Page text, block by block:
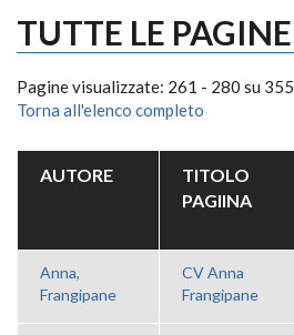
TUTTE LE PAGINE
Pagine visualizzate: 261 - 280 su 355
Torna all'elenco completo
AUTORE
TITOLO
PAGIINA
Anna,
Frangipane
CV Anna
Frangipane